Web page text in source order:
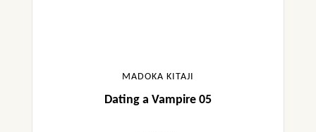
MADOKA KITAJI
Dating a Vampire 05